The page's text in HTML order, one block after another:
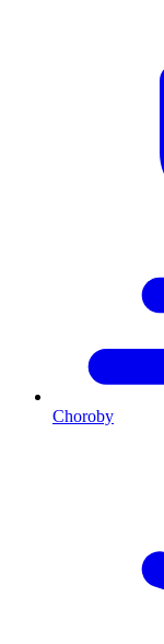
Choroby